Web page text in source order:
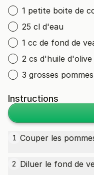
1 petite boite de
25 cl d'eau
1 cc de fond de
2 cs d'huile d'olive
3 grosses
Instructions
1 Couper les
2 Diluer le fond de